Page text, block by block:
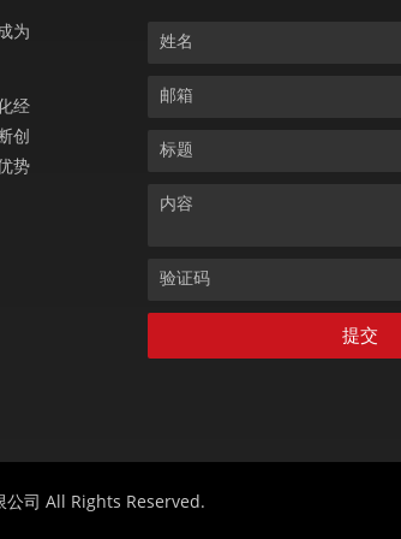
为
经
创
势
姓名
邮箱
标题
内容
验证码
提交
司 All Rights Reserved.